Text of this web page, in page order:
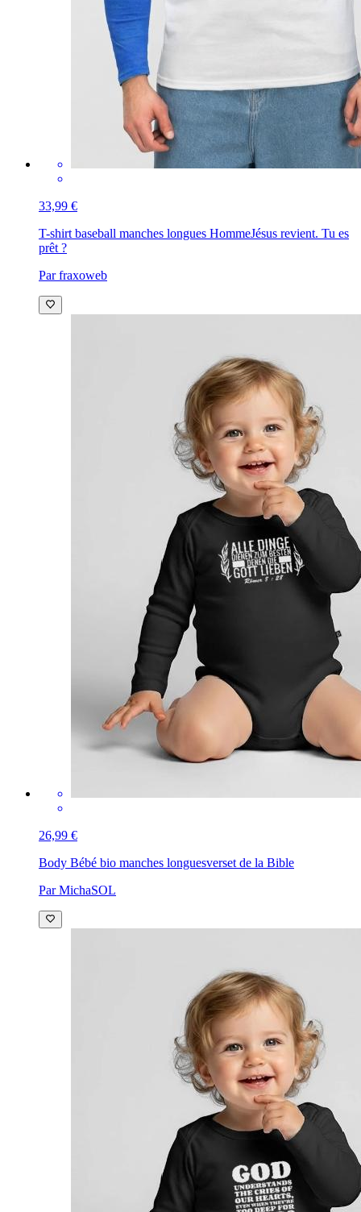
33,99 €
T-shirt baseball manches longues HommeJésus revient. Tu es
prêt ?
Par fraxoweb
26,99 €
Body Bébé bio manches longuesverset de la Bible
Par MichaSOL